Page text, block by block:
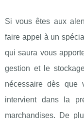
Si vous êtes aux
faire appel à un
qui saura vous
gestion et le
nécessaire dès que
intervient dans la
marchandises. De